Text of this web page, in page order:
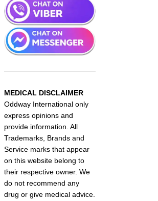
MEDICAL DISCLAIMER
Oddway International only
express opinions and
provide information. All
Trademarks, Brands and
Service marks that appear
on this website belong to
their respective owner. We
do not recommend any
drug or give medical advice.